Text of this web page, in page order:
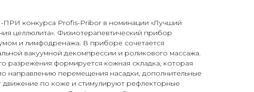
ПРИ конкурса Profis-Pribor в номинации «Лучший
целлюлита». Физиотерапевтический прибор
и лимфодренажа. В приборе сочетается
вакуумной декомпрессии и роликового массажа.
разрежения формируется кожная складка, которая
направлению перемещения насадки, дополнительные
движение по коже и стимулируют рефлекторные